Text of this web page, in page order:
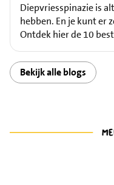
Diepvriesspinazie is
hebben. En je kunt er
Ontdek hier de 10
Bekijk alle blogs